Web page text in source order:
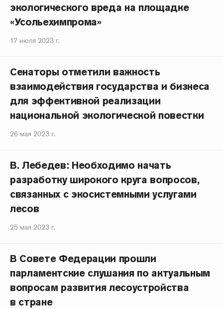
экологического вреда на площадке
«Усольехимпрома»
17 июля 2023 г.
Сенаторы отметили важность
взаимодействия государства и бизнеса
для эффективной реализации
национальной экологической повестки
26 мая 2023 г.
В. Лебедев: Необходимо начать
разработку широкого круга вопросов,
связанных с экосистемными услугами
лесов
25 мая 2023 г.
В Совете Федерации прошли
парламентские слушания по актуальным
вопросам развития лесоустройства
в стране